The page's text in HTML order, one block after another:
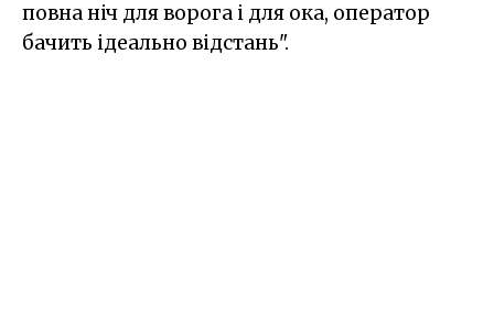
повна ніч для ворога і для ока, оператор
бачить ідеально відстань".